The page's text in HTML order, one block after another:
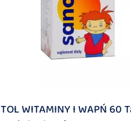
WITAMINY I WAPŃ 60